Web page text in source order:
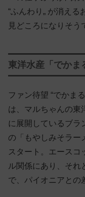
“ふんわり„ が消え
見どころになりそう
東洋水産「でかま
ファン待望 “でかま
は、マルちゃんの東
に展開しているブラ
の「もやしみそラー
スタート。エースコ
ル関係にあり、それ
で、パイオニアとの